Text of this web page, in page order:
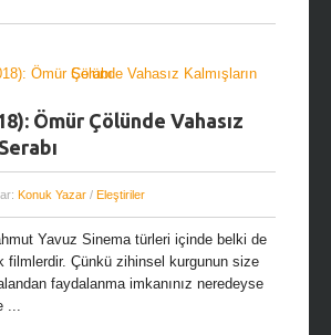
Ömür Çölünde Vahasız
Konuk Yazar / Eleştiriler
Yavuz Sinema türleri içinde belki de
filmlerdir. Çünkü zihinsel kurgunun size
alandan faydalanma imkanınız neredeyse
...